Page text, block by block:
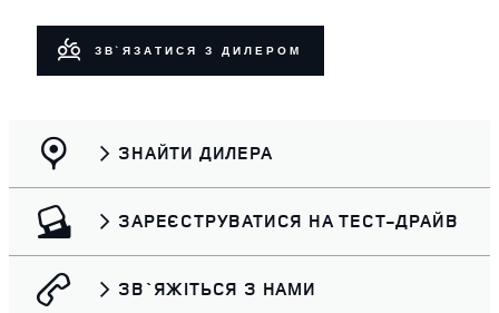
ЗВ`ЯЗАТИСЯ З ДИЛЕРОМ
ЗНАЙТИ ДИЛЕРА
ЗАРЕЄСТРУВАТИСЯ НА ТЕСТ-ДРАЙВ
ЗВ`ЯЖІТЬСЯ З НАМИ